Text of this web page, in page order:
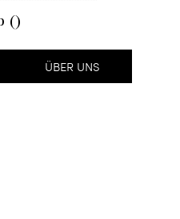
ÜBER UNS